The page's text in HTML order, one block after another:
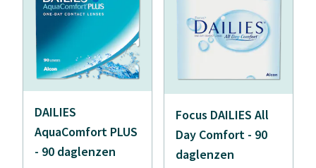
DAILIES
AquaComfort PLUS
- 90 daglenzen
Focus DAILIES All
Day Comfort - 90
daglenzen